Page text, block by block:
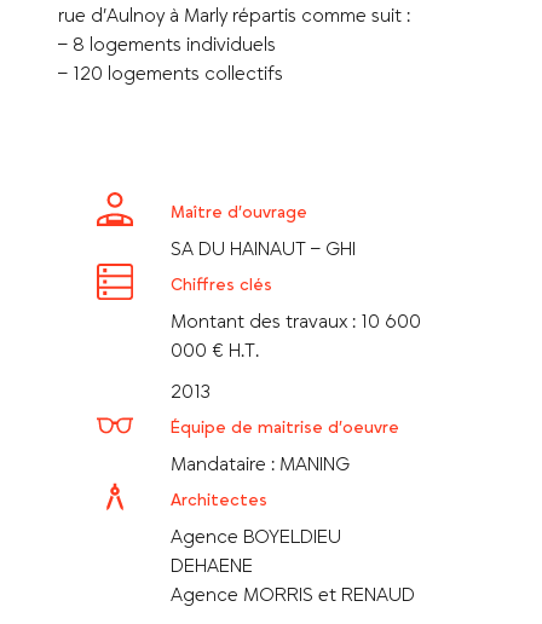
rue d’Aulnoy à Marly répartis comme suit :
– 8 logements individuels
– 120 logements collectifs
Maître d’ouvrage
SA DU HAINAUT – GHI
Chiffres clés
Montant des travaux : 10 600
000 € H.T.
2013
Équipe de maitrise d’oeuvre
Mandataire : MANING
Architectes
Agence BOYELDIEU
DEHAENE
Agence MORRIS et RENAUD